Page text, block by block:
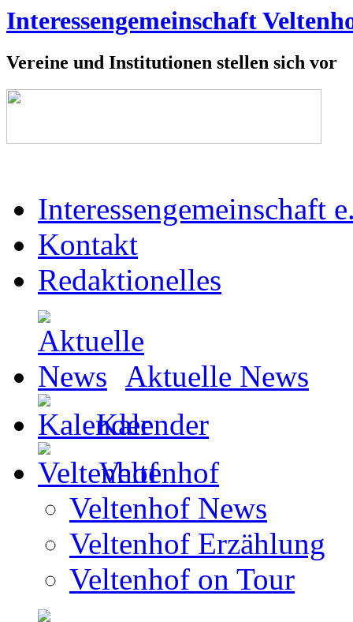
Interessengemeinschaft
Vereine und Institutionen stellen sich vor
Interessengemeinschaft
Kontakt
Redaktionelles
Aktuelle News
Kalender
Veltenhof
Veltenhof News
Veltenhof Erzählung
Veltenhof on Tour